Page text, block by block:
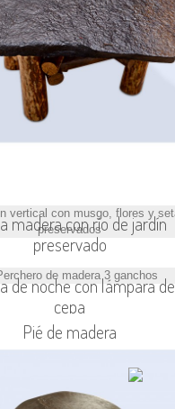
madera con río de jardín
preservado
de noche con lámpara de
cepa
Pié de madera